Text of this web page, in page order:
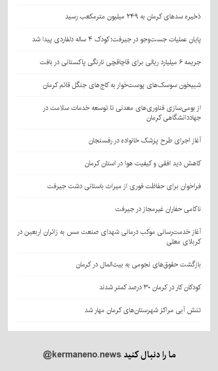
ذخیره سدهای کرمان به ۲۴۹ میلیون مترمکعب رسید
پایان عملیات جست‌وجو در جیرفت؛ کودک ۴ ساله دلفاردی پیدا شد
جریمه ۶ میلیارد ریالی برای قاچاقچی نارنگی پاکستانی در بافت
شبیخون سوسک‌های پوست‌خوار به کاج‌های جنگل قائم کرمان
از بومی‌سازی فناوری‌های معدنی تا توسعه خدمات سلامت در
جهاددانشگاهی کرمان
آغاز اجرای طرح پزشک خانواده در رفسنجان
کاهش دید افقی و کیفیت هوا در استان کرمان
فراخوان برای حفاظت فوری از میراث باستانی دشت جیرفت
ناکامی حفاران غیرمجاز در جیرفت
آغاز خدمت‌رسانی موکب درمانی شهدای صنعت مس به زائران اربعین در
کربلای معلی
بازگشت حقوق‌های نجومی به بیت‌المال در کرمان
کودکان کار در کرمان ۳۰ درصد کمتر شدند
تنش آبی مراکز شهرستان‌های کرمان مهار شد
ما را دنبال کنید@kermaneno.news